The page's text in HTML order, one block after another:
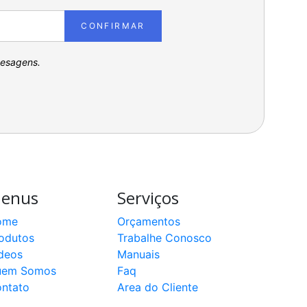
CONFIRMAR
Somos
Serviços
Orçamentos
Trabalhe Conosco
Manuais
Faq
Area do Cliente